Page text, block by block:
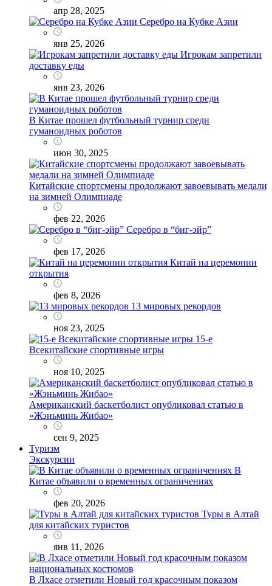
апр 28, 2025
Серебро на Кубке Азии
янв 25, 2026
Игрокам запретили
доставку еды
янв 23, 2026
В Китае прошел футбольный турнир среди
гуманоидных роботов
июн 30, 2025
Китайские спортсмены продолжают завоевывать медали
на зимней Олимпиаде
фев 22, 2026
Серебро в “биг-эйр”
фев 17, 2026
Китай на церемонии
открытия
фев 8, 2026
13 мировых рекордов
ноя 23, 2025
15-е
Всекитайские спортивные игры
ноя 10, 2025
Американский баскетболист опубликовал статью в
«Жэньминь Жибао»
сен 9, 2025
Туризм
Экскурсии
В
Китае объявили о временных ограничениях
фев 20, 2026
Туры в Алтай
для китайских туристов
янв 11, 2026
В Лхасе отметили Новый год красочным показом